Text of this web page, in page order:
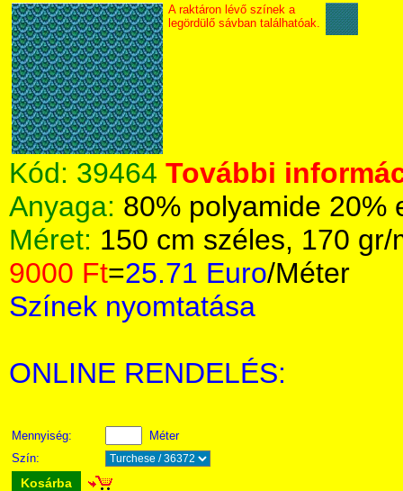
A raktáron lévő színek a
legördülő sávban találhatóak.
Kód: 39464 További
Anyaga: 80% polyamide 20%
Méret: 150 cm széles, 170 gr/
9000 Ft=25.71 Euro/Méter
Színek nyomtatása
ONLINE RENDELÉS:
Mennyiség:
Méter
Szín:
Kosárba